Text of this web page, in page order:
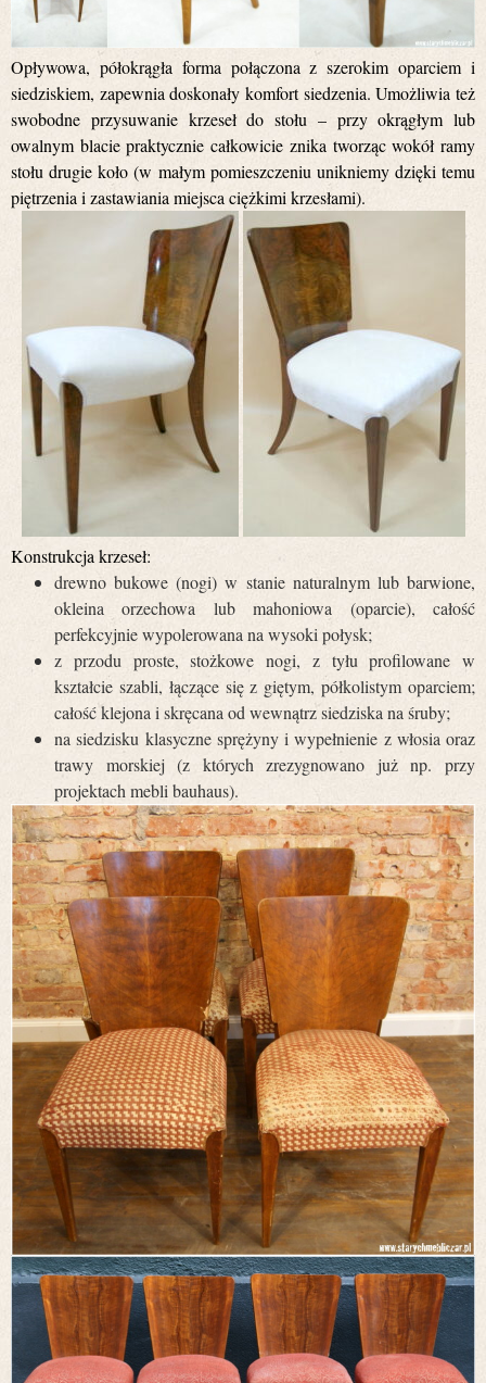
Opływowa, półokrągła forma połączona z szerokim oparciem i
siedziskiem, zapewnia doskonały komfort siedzenia. Umożliwia też
swobodne przysuwanie krzeseł do stołu – przy okrągłym lub
owalnym blacie praktycznie całkowicie znika tworząc wokół ramy
stołu drugie koło (w małym pomieszczeniu unikniemy dzięki temu
piętrzenia i zastawiania miejsca ciężkimi krzesłami).
Konstrukcja krzeseł:
drewno bukowe (nogi) w stanie naturalnym lub barwione,
okleina orzechowa lub mahoniowa (oparcie), całość
perfekcyjnie wypolerowana na wysoki połysk;
z przodu proste, stożkowe nogi, z tyłu profilowane w
kształcie szabli, łączące się z giętym, półkolistym oparciem;
całość klejona i skręcana od wewnątrz siedziska na śruby;
na siedzisku klasyczne sprężyny i wypełnienie z włosia oraz
trawy morskiej (z których zrezygnowano już np. przy
projektach mebli bauhaus).